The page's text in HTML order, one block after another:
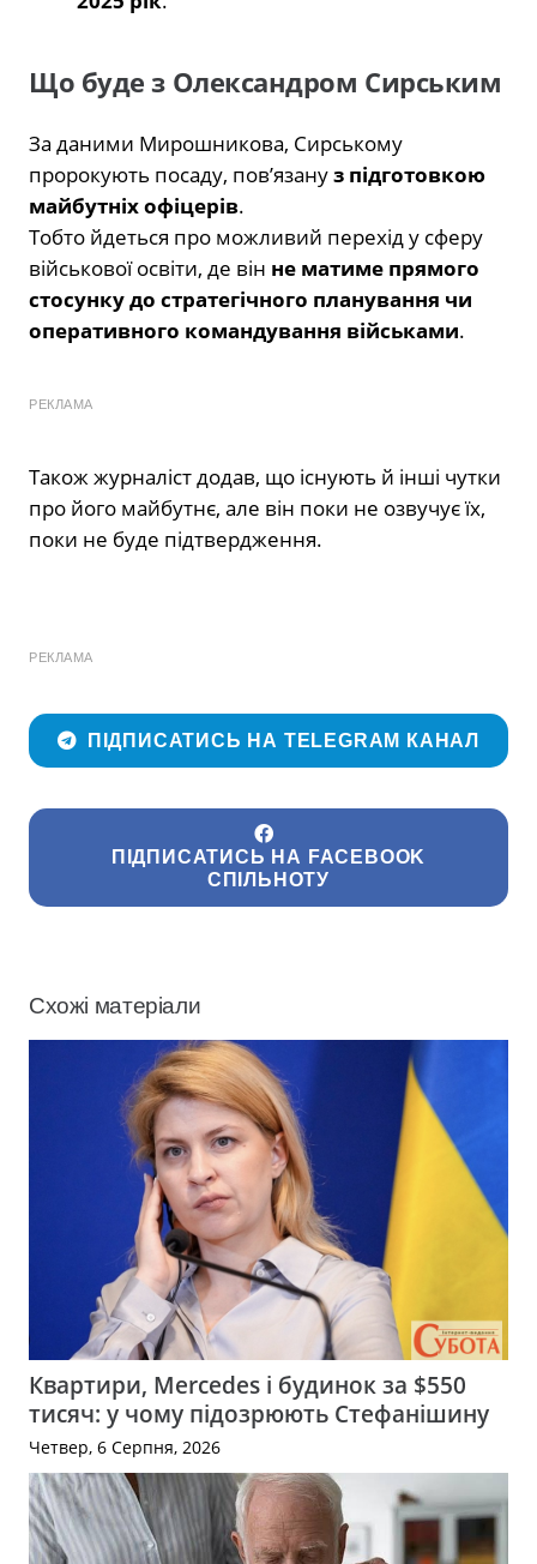
Що буде з Олександром Сирським
За даними Мирошникова, Сирському
пророкують посаду, пов’язануз підготовкою
майбутніх офіцерів.
Тобто йдеться про можливий перехід у сферу
військової освіти, де він не матиме прямого
стосунку до стратегічного планування чи
оперативного командування військами.
РЕКЛАМА
Також журналіст додав, що існують й інші чутки
про його майбутнє, але він поки не озвучує їх,
поки не буде підтвердження.
РЕКЛАМА
ПІДПИСАТИСЬ НА TELEGRAM КАНАЛ
ПІДПИСАТИСЬ НА FACEBOOK
СПІЛЬНОТУ
Схожі матеріали
Квартири, Mercedes і будинок за $550
тисяч: у чому підозрюють Стефанішину
Четвер, 6 Серпня, 2026